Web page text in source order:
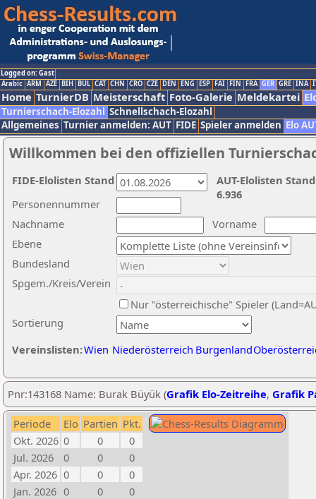
Logged on: Gast
Arabic ARM AZE BIH BUL CAT CHN CRO CZE DEN ENG ESP FAI FIN FRA GER GRE INA
Home TurnierDB Meisterschaft Foto-Galerie Meldekartei
Turnierschach-Elozahl Schnellschach-Elozahl
Allgemeines Turnier anmelden: AUT FIDE Spieler anmelden Elo
Willkommen bei den offiziellen
Nachname
Vorname
Ebene
Sortierung
Personennummer
Bundesland
Spgem./Kreis/Verein
Nur "österreichische" Spieler
Vereinslisten:Wien Niederösterreich Burgenland
AUT-Elolisten
6.936
FIDE-Elolisten Stand
Pnr:143168 Name: Burak Büyük (Grafik Elo-Zeitreihe, Grafik
Periode Elo Partien Pkt.
Okt. 2026 0 0
0
Jul. 2026
0 0
0
Apr. 2026 0 0
0
Jan. 2026 0 0
0